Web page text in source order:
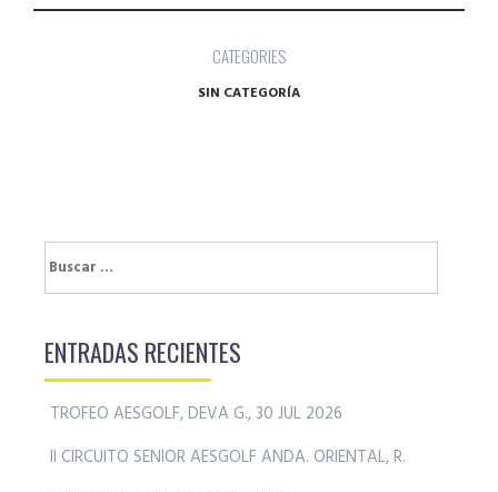
CATEGORIES
SIN CATEGORÍA
Buscar:
ENTRADAS RECIENTES
TROFEO AESGOLF, DEVA G., 30 JUL 2026
II CIRCUITO SENIOR AESGOLF ANDA. ORIENTAL, R.